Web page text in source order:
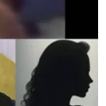
a cobrir
totalmente na
Fortaleza.
cobertura,